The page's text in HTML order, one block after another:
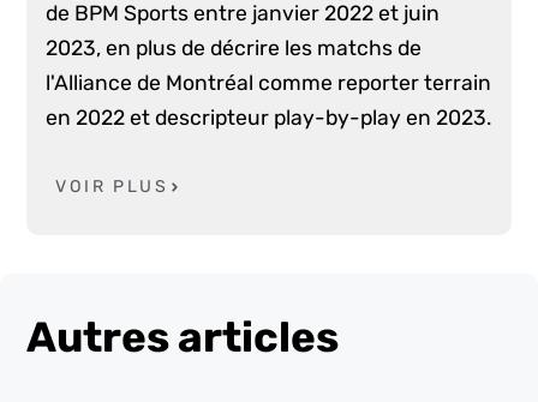
de BPM Sports entre janvier 2022 et juin
2023, en plus de décrire les matchs de
l'Alliance de Montréal comme reporter terrain
en 2022 et descripteur play-by-play en 2023.
VOIR PLUS
Autres articles